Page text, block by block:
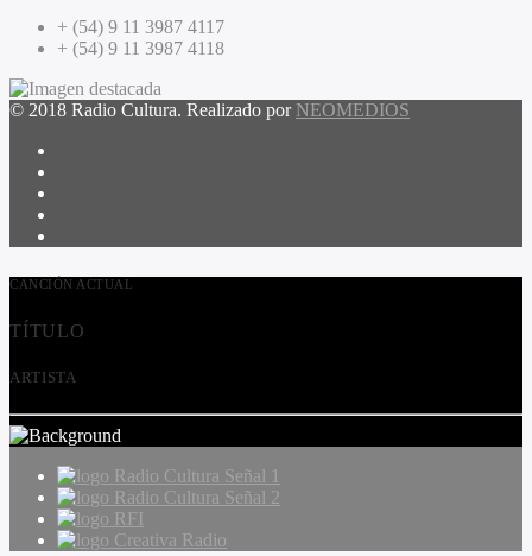
+ (54) 9 11 3987 4117
+ (54) 9 11 3987 4118
© 2018 Radio Cultura. Realizado por NEOMEDIOS
CANCIÓN ACTUAL
TÍTULO
ARTISTA
Radio Cultura Señal 1
Radio Cultura Señal 2
RFI
Creativa Radio